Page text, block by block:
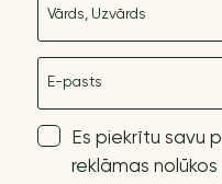
Es piekrītu savu
reklāmas nolūkos